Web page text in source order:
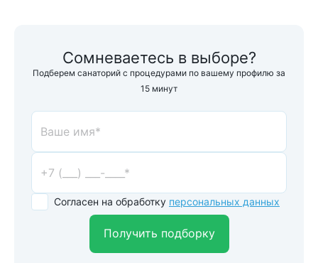
Сомневаетесь в выборе?
Подберем санаторий с процедурами по вашему профилю за
15 минут
Согласен на обработку персональных данных
Получить подборку